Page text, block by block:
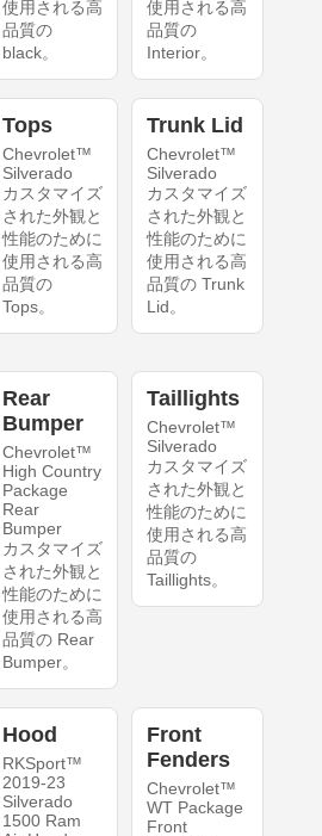
使用される高
品質の
black。
使用される高
品質の
Interior。
Tops
Chevrolet™
Silverado
カスタマイズ
された外観と
性能のために
使用される高
品質の
Tops。
Trunk Lid
Chevrolet™
Silverado
カスタマイズ
された外観と
性能のために
使用される高
品質の Trunk
Lid。
Rear
Bumper
Chevrolet™
High Country
Package
Rear
Bumper
カスタマイズ
された外観と
性能のために
使用される高
品質の Rear
Bumper。
Taillights
Chevrolet™
Silverado
カスタマイズ
された外観と
性能のために
使用される高
品質の
Taillights。
Hood
RKSport™
2019-23
Silverado
1500 Ram
Front
Fenders
Chevrolet™
WT Package
Front